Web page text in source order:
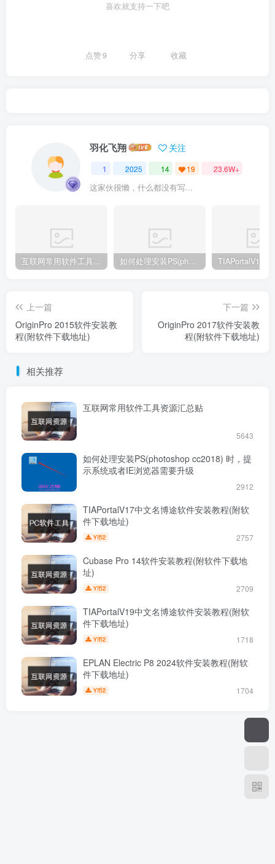
喜欢就支持一下吧
点赞9 分享 收藏
羽化飞翔 关注
1 2025 14 19 23.6W+
这家伙很懒，什么都没有写...
互联网常用软件工具资源汇总贴 如何处理安装PS(photoshop cc2018) 时，提示系统或者IE浏览器需要升级
上一篇
OriginPro 2015软件安装教
程(附软件下载地址)
下一篇
OriginPro 2017软件安装教
程(附软件下载地址)
相关推荐
互联网常用软件工具资源汇总贴
5643
如何处理安装PS(photoshop cc2018) 时，提
示系统或者IE浏览器需要升级
2912
TIAPortalV17中文名博途软件安装教程(附软
件下载地址)
Y币2 2757
Cubase Pro 14软件安装教程(附软件下载地
址)
Y币2 2709
TIAPortalV19中文名博途软件安装教程(附软
件下载地址)
Y币2 1718
EPLAN Electric P8 2024软件安装教程(附软
件下载地址)
Y币2 1704